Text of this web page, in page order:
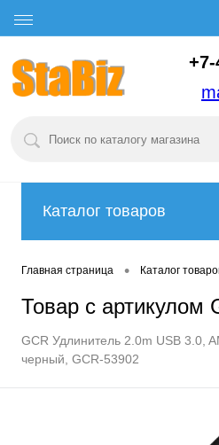
+7-
Каталог товаров
Главная страница • Каталог
Товар с артикулом
GCR Удлинитель 2.0m USB 3.0,
черный, GCR-53902